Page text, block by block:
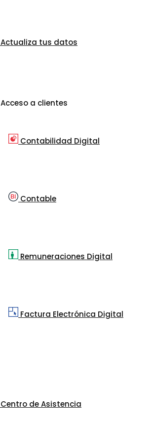
Actualiza tus datos
Acceso a clientes
Contabilidad Digital
Contable
Remuneraciones Digital
Factura Electrónica Digital
Centro de Asistencia